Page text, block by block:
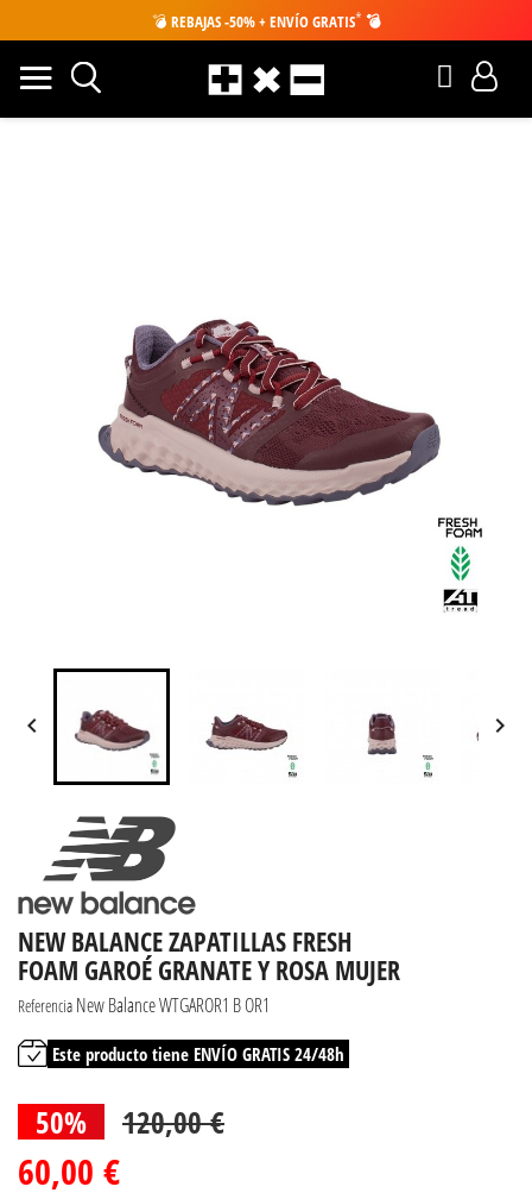
💣 REBAJAS -50% + ENVÍO GRATIS* 💣
 
NEW BALANCE ZAPATILLAS FRESH
FOAM GAROÉ GRANATE Y ROSA MUJER
Referencia New Balance WTGAROR1 B OR1
Este producto tiene ENVÍO GRATIS 24/48h
50% 120,00 €
60,00 €